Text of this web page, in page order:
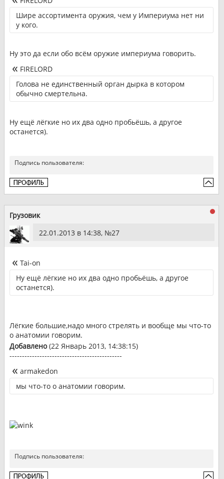
Шире ассортимента оружия, чем у Империума нет ни
у кого.
Ну это да если обо всём оружие империума говорить.
FIRELORD
Голова не единственный орган дырка в котором
обычно смертельна.
Ну ещё лёгкие но их два одно пробьёшь, а другое
останется).
Подпись пользователя:
Грузовик
22.01.2013 в 14:38, №27
Tai-on
Ну ещё лёгкие но их два одно пробьёшь, а другое
останется).
Лёгкие большие,надо много стрелять и вообще мы что-то
о анатомии говорим.
Добавлено(22 Январь 2013, 14:38:15)
---------------------------------------------
armakedon
мы что-то о анатомии говорим.
Подпись пользователя: